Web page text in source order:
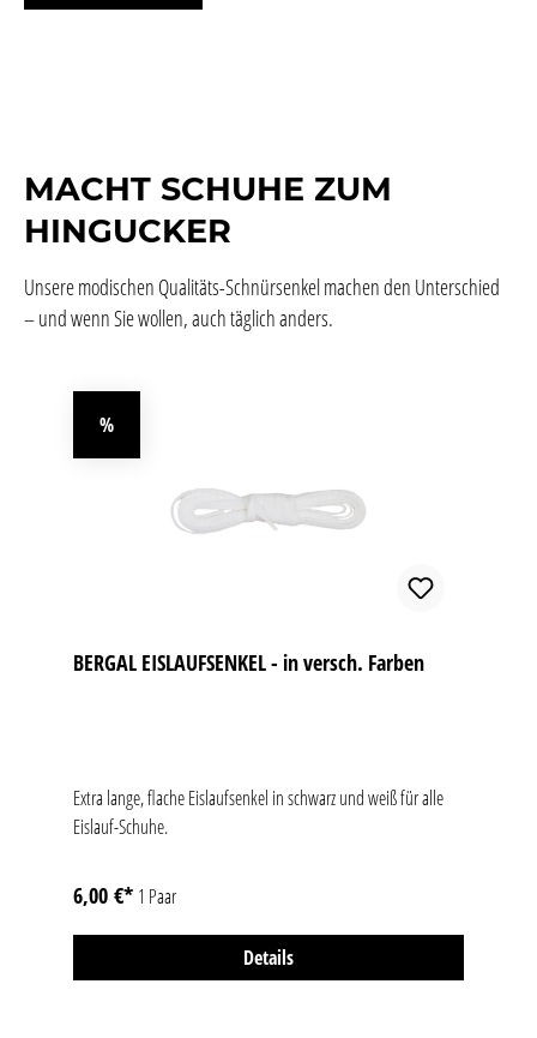
MACHT SCHUHE ZUM
HINGUCKER
Unsere modischen Qualitäts-Schnürsenkel machen den Unterschied
– und wenn Sie wollen, auch täglich anders.
Produktgalerie überspringen
%
BERGAL EISLAUFSENKEL - in versch. Farben
Extra lange, flache Eislaufsenkel in schwarz und weiß für alle
Eislauf-Schuhe.
6,00 €* 1 Paar
Details